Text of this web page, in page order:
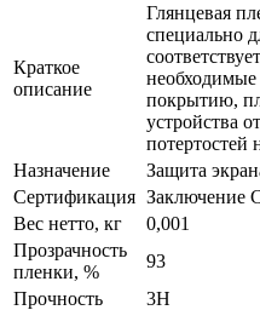
Краткое
описание
Глянцевая
специально
необходимые
покрытию,
устройства
потертостей
Назначение
Защита
Сертификация Заключение
Вес нетто, кг
0,001
Прозрачность
пленки, %
93
Прочность
3H